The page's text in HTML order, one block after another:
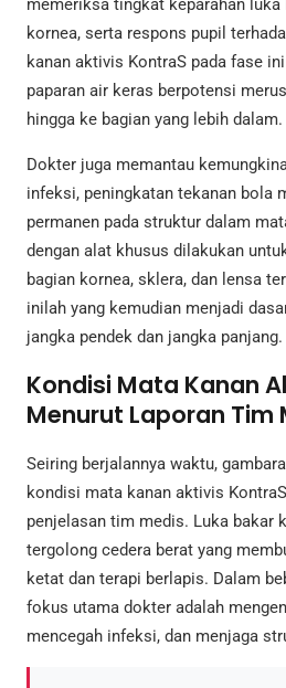
kornea, serta respons pupil
kanan aktivis KontraS pada fase
paparan air keras berpotensi
hingga ke bagian yang lebih dalam.
Dokter juga memantau
infeksi, peningkatan tekanan bola
permanen pada struktur dalam
dengan alat khusus dilakukan
bagian kornea, sklera, dan lensa
inilah yang kemudian menjadi
jangka pendek dan jangka panjang.
Kondisi Mata Kanan
Menurut Laporan Tim
Seiring berjalannya waktu,
kondisi mata kanan aktivis
penjelasan tim medis. Luka bakar
tergolong cedera berat yang
ketat dan terapi berlapis. Dalam
fokus utama dokter adalah
mencegah infeksi, dan menjaga